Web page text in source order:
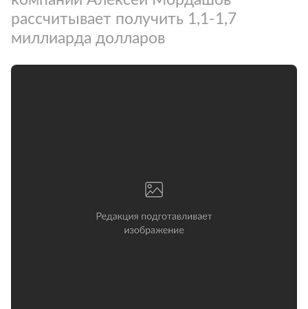
рассчитывает получить 1,1-1,7
миллиарда долларов